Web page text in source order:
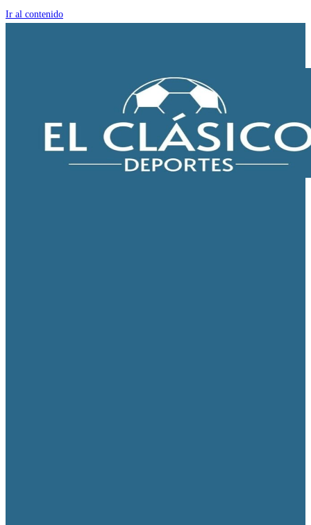
Ir al contenido